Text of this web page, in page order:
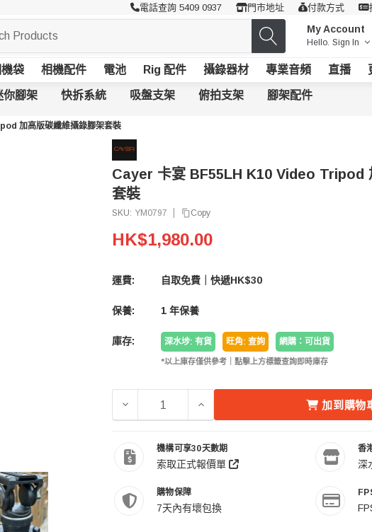
電話查詢 5409 0937 門市地址 付款方式
My Account
Hello. Sign In
袋 相機配件 電池 Rig 配件 攝錄器材 專業音頻 直播
你腳架 快拆系統 吸盤支架 俯拍支架 腳架配件
加高版碳纖維攝錄腳架套裝
Cayer 卡宴 BF55LH K10 Video Tripod
套裝
SKU: YM0797 Copy
HK$1,980.00
運費: 自取免費｜快遞HK$30
保養: 1 年保養
庫存: 深水埗: 有貨 旺角: 查詢 網購：可出貨
*以上庫存僅供參考｜點擊上方標籤查詢即時庫存
減少 CAYER 卡宴 BF55LH K10 VIDEO TRIPOD
增加 CAYER 卡宴 BF55LH K10
加到購物
機構可享30天數期
索取正式報價單
香
深
購物保障
7天內有壞包換